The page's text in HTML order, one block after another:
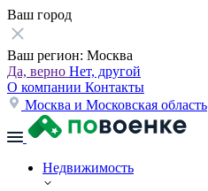
Ваш город
Ваш регион: Москва
Да, верно Нет, другой
О компании Контакты
Москва и Московская область
Недвижимость